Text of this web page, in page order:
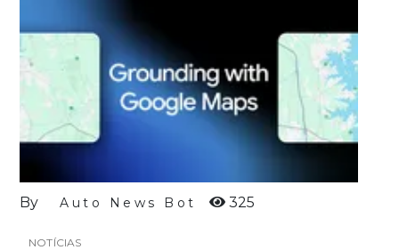
By Auto News Bot 325
NOTÍCIAS